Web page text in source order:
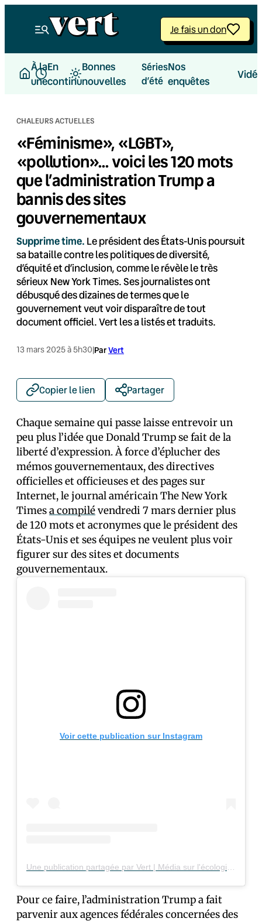
Je fais un don
À la
une
En
continu
Bonnes
nouvelles
Séries
d’été
Nos
enquêtes
CHALEURS ACTUELLES
«Féminisme», «LGBT»,
«pollution»… voici les 120 mots
que l’administration Trump a
bannis des sites
gouvernementaux
Supprime time. Le président des États-Unis poursuit
sa bataille contre les politiques de diversité,
d’équité et d’inclusion, comme le révèle le très
sérieux New York Times. Ses journalistes ont
débusqué des dizaines de termes que le
gouvernement veut voir disparaître de tout
document officiel. Vert les a listés et traduits.
13 mars 2025 à 5h30|ParVert
Copier le lien Partager
Chaque semaine qui passe laisse entrevoir un
peu plus l’idée que Donald Trump se fait de la
liberté d’expression. À force d’éplucher des
mémos gouvernementaux, des directives
officielles et officieuses et des pages sur
Internet, le journal américain The New York
Timesa compilévendredi 7 mars dernier plus
de 120 mots et acronymes que le président des
États-Unis et ses équipes ne veulent plus voir
figurer sur des sites et documents
gouvernementaux.
Voir cette publication sur Instagram
Pour ce faire, l’administration Trump a fait
parvenir aux agences fédérales concernées des